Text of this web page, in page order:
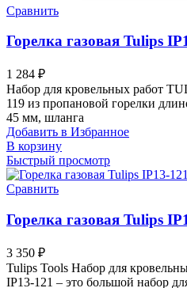
Сравнить
Горелка газовая Tulips
1 284 ₽
Набор для кровельных работ
119 из пропановой горелки
45 мм, шланга
Добавить в Избранное
В корзину
Быстрый просмотр
Сравнить
Горелка газовая Tulips
3 350 ₽
Tulips Tools Набор для
IP13-121 – это большой набор